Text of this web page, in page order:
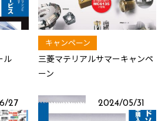
ル
キャンペーン
三菱マテリアルサマーキャンペ
ーン
27 2024/05/31